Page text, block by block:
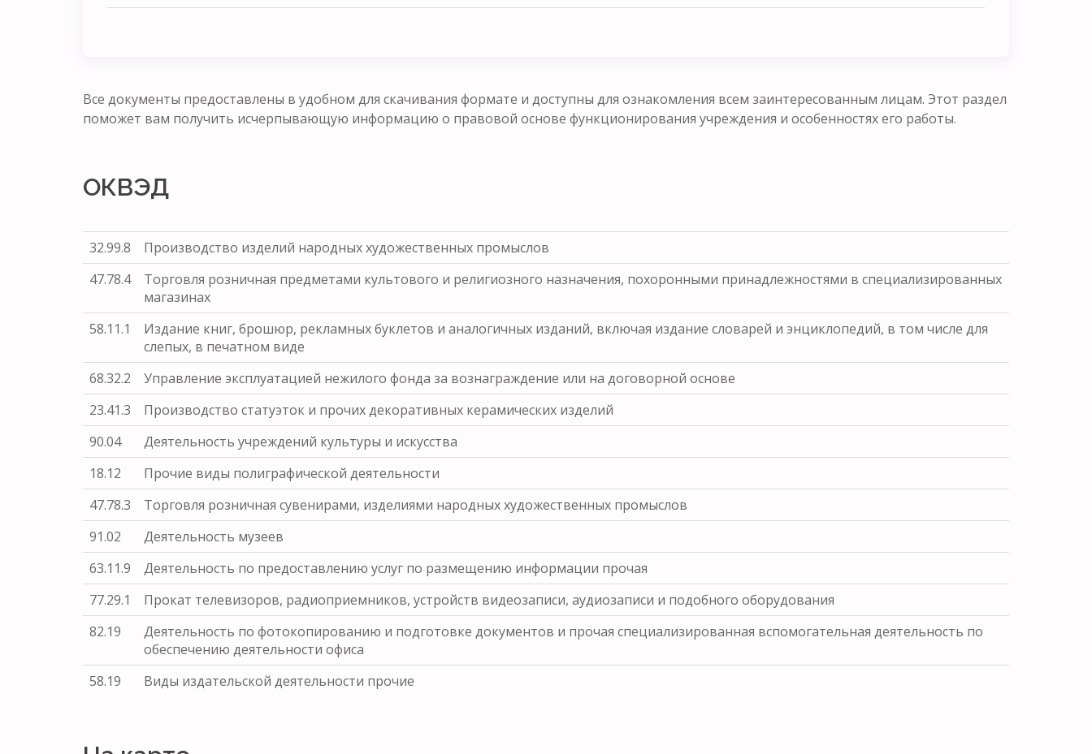
Все документы предоставлены в удобном для скачивания формате и доступны для ознакомления всем заинтересованным лицам. Этот раздел
поможет вам получить исчерпывающую информацию о правовой основе функционирования учреждения и особенностях его работы.
ОКВЭД
32.99.8
Производство изделий народных художественных промыслов
47.78.4
Торговля розничная предметами культового и религиозного назначения, похоронными принадлежностями в специализированных
магазинах
58.11.1
Издание книг, брошюр, рекламных буклетов и аналогичных изданий, включая издание словарей и энциклопедий, в том числе для
слепых, в печатном виде
68.32.2
Управление эксплуатацией нежилого фонда за вознаграждение или на договорной основе
23.41.3
Производство статуэток и прочих декоративных керамических изделий
90.04
Деятельность учреждений культуры и искусства
18.12
Прочие виды полиграфической деятельности
47.78.3
Торговля розничная сувенирами, изделиями народных художественных промыслов
91.02
Деятельность музеев
63.11.9
Деятельность по предоставлению услуг по размещению информации прочая
77.29.1
Прокат телевизоров, радиоприемников, устройств видеозаписи, аудиозаписи и подобного оборудования
82.19
Деятельность по фотокопированию и подготовке документов и прочая специализированная вспомогательная деятельность по
обеспечению деятельности офиса
58.19
Виды издательской деятельности прочие